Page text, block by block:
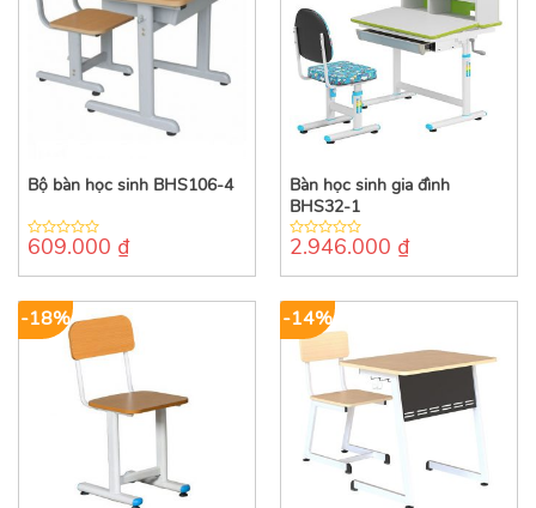
Bộ bàn học sinh BHS106-4
0
of
609.000 ₫
Bàn học sinh gia đình
BHS32-1
0
of
2.946.000 ₫
-18% -14%